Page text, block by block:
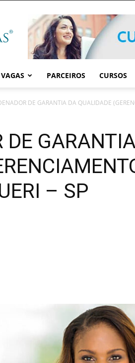
VAGAS PARCEIROS CURSOS
DE GARANTIA DA QUALIDADE
DE
– SP